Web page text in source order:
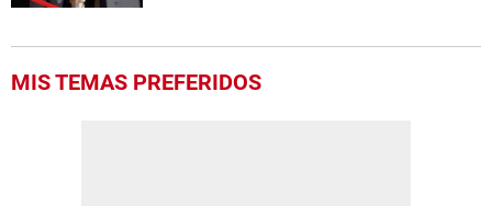
MIS TEMAS PREFERIDOS